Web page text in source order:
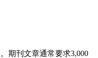
期刊文章通常要求3,000